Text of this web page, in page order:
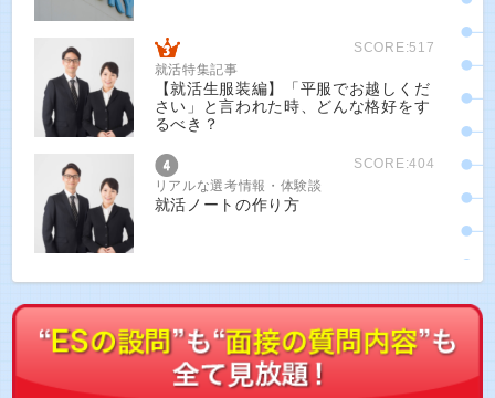
SCORE:517
就活特集記事
【就活生服装編】「平服でお越しくだ
さい」と言われた時、どんな格好をす
るべき？
SCORE:404
リアルな選考情報・体験談
就活ノートの作り方